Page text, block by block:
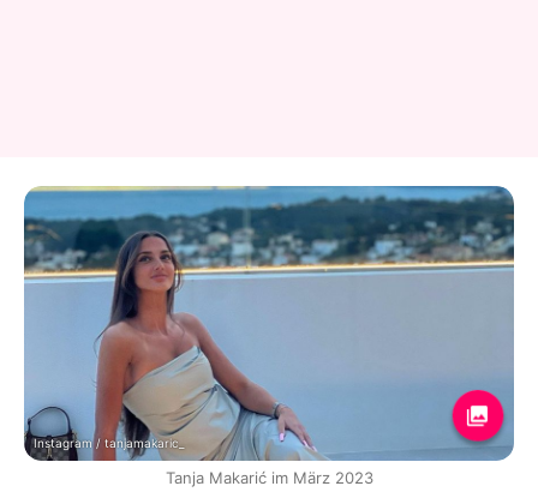
Instagram / tanjamakaric_
Tanja Makarić im März 2023